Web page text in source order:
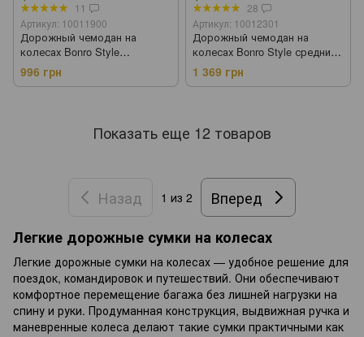
11
Артикул: 10011900
Дорожный чемодан на
колесах Bonro Style
маленький черный (10011900)
996 грн
28
Артикул: 10012301
Дорожный чемодан на
колесах Bonro Style средний
синий (10012301)
1 369 грн
Показать еще 12 товаров
Назад 1 из 2
Вперед
Легкие дорожные сумки на колесах
Легкие дорожные сумки на колесах — удобное решение для
поездок, командировок и путешествий. Они обеспечивают
комфортное перемещение багажа без лишней нагрузки на
спину и руки. Продуманная конструкция, выдвижная ручка и
маневренные колеса делают такие сумки практичными как